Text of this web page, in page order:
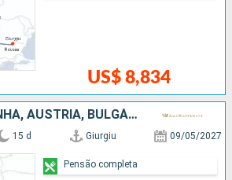
US$ 8,834
ROMÊNIA, ALEMANHA, AUSTRIA, BULGÁRIA, SÉRVIA, ESLOVÁQUIA, CROÁCIA, HUNGRIA
15 d Giurgiu 09/05/2027
Pensão completa